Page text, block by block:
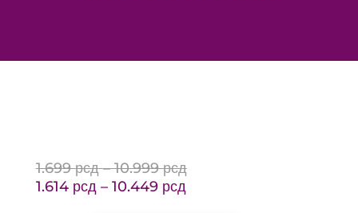
1.699рсд – 10.999рсдPrice
1.614 рсд – 10.449 рсдPrice